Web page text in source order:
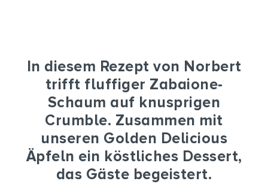
In diesem Rezept von Norbert
trifft fluffiger Zabaione-
Schaum auf knusprigen
Crumble. Zusammen mit
unseren Golden Delicious
Äpfeln ein köstliches Dessert,
das Gäste begeistert.